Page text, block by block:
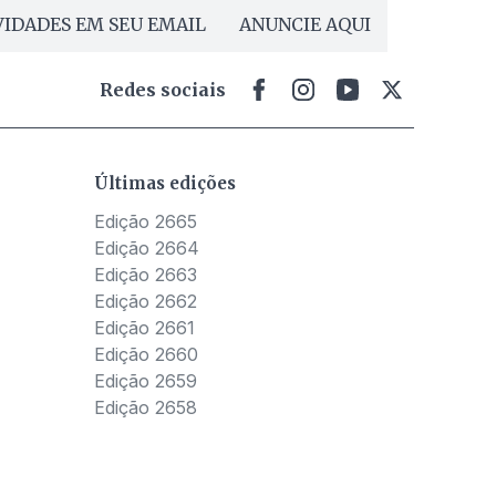
EM SEU EMAIL ANUNCIE AQUI
Redes sociais
Últimas edições
Edição 2665
Edição 2664
Edição 2663
Edição 2662
Edição 2661
Edição 2660
Edição 2659
Edição 2658